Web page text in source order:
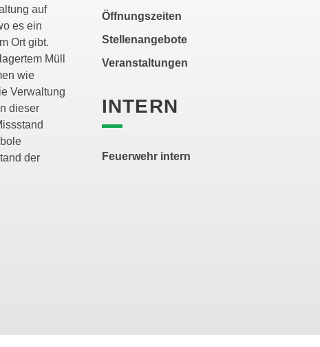
auf
es ein
Ort gibt.
Müll
wie
Verwaltung
dieser
der
Öffnungszeiten
Stellenangebote
Veranstaltungen
INTERN
Feuerwehr intern